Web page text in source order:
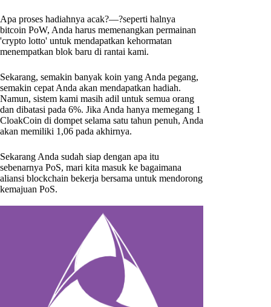
Apa proses hadiahnya acak?—?seperti halnya
bitcoin PoW, Anda harus memenangkan permainan
'crypto lotto' untuk mendapatkan kehormatan
menempatkan blok baru di rantai kami.
Sekarang, semakin banyak koin yang Anda pegang,
semakin cepat Anda akan mendapatkan hadiah.
Namun, sistem kami masih adil untuk semua orang
dan dibatasi pada 6%. Jika Anda hanya memegang 1
CloakCoin di dompet selama satu tahun penuh, Anda
akan memiliki 1,06 pada akhirnya.
Sekarang Anda sudah siap dengan apa itu
sebenarnya PoS, mari kita masuk ke bagaimana
aliansi blockchain bekerja bersama untuk mendorong
kemajuan PoS.